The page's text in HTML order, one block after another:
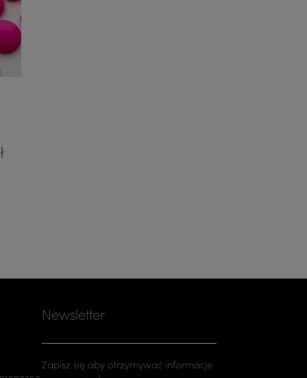
Newsletter
Zapisz się aby otrzymywać informacje